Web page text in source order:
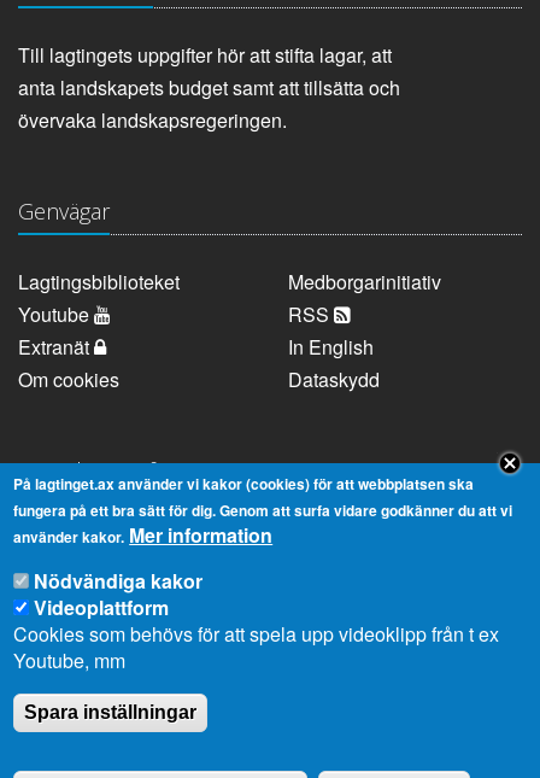
Till lagtingets uppgifter hör att stifta lagar, att
anta landskapets budget samt att tillsätta och
övervaka landskapsregeringen.
Genvägar
Lagtingsbiblioteket
Medborgarinitiativ
Youtube
RSS
Extranät
In English
Om cookies
Dataskydd
Kontaktuppgifter
Strandgatan 37, AX-22100 Mariehamn
Telefonnummer:
+358 18 25000
E-
post:
info@lagtinget.ax
Fler:
Kontakta lagtingets kansli
På lagtinget.ax använder vi kakor (cookies) för att webbplatsen ska
fungera på ett bra sätt för dig. Genom att surfa vidare godkänner du att vi
använder kakor. Mer information
Nödvändiga kakor
Videoplattform
Cookies som behövs för att spela upp videoklipp från t ex
Youtube, mm
Spara inställningar